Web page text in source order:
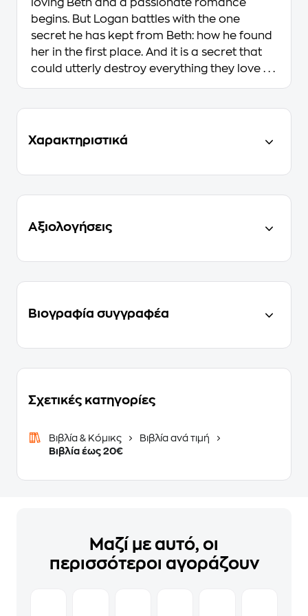
loving Beth and a passionate romance
begins. But Logan battles with the one
secret he has kept from Beth: how he found
her in the first place. And it is a secret that
could utterly destroy everything they love . . .
Χαρακτηριστικά
Αξιολογήσεις
Βιογραφία συγγραφέα
Σχετικές κατηγορίες
Βιβλία & Κόμικς
Βιβλία ανά τιμή
Βιβλία έως 20€
Μαζί με αυτό, οι
περισσότεροι αγοράζουν